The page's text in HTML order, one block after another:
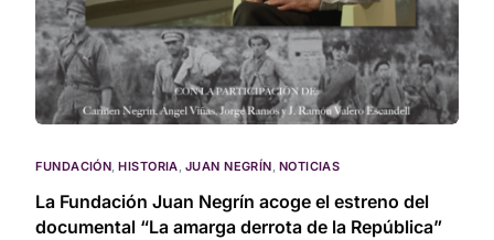
FUNDACIÓN ,HISTORIA JUAN NEGRÍN NOTICIAS
La Fundación Juan Negrín acoge el estreno del
documental “La amarga derrota de la República”